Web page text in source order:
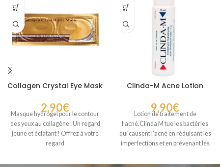
Collagen Crystal Eye Mask
2,90€
Masque hydrogel pour le contour
des yeux au collagène : Un regard
jeune et éclatant ! Offrez à votre
regard
Clinda-M Acne Lotion
9,90€
Lotion de traitement de
l’acné.Clinda M tue les bactéries
qui causent l’acné en réduisant les
imperfections et en prévenant les